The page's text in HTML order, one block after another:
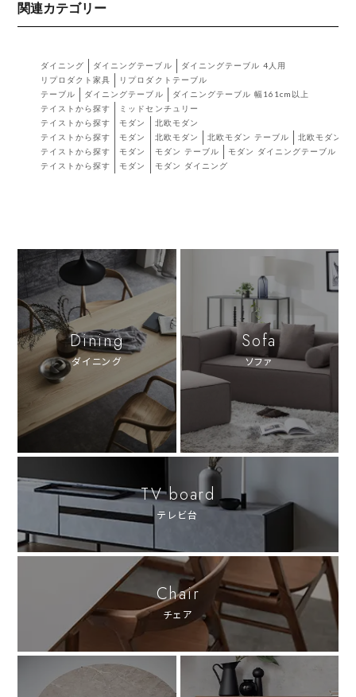
関連カテゴリー
ダイニング ダイニングテーブル
ダイニングテーブル 4人用
リプロダクト家具
リプロダクトテーブル
テーブル
ダイニングテーブル
ダイニングテーブル 幅161cm以上
テイストから探す
ミッドセンチュリー
テイストから探す
モダン
北欧モダン
テイストから探す
モダン 北欧モダン 北欧モダン テーブル
北欧モダン ダ
テイストから探す
モダン モダン テーブル
モダン ダイニングテーブル
テイストから探す
モダン モダン ダイニング
Dining
ダイニング
Sofa
ソファ
TV board
テレビ台
Chair
チェア